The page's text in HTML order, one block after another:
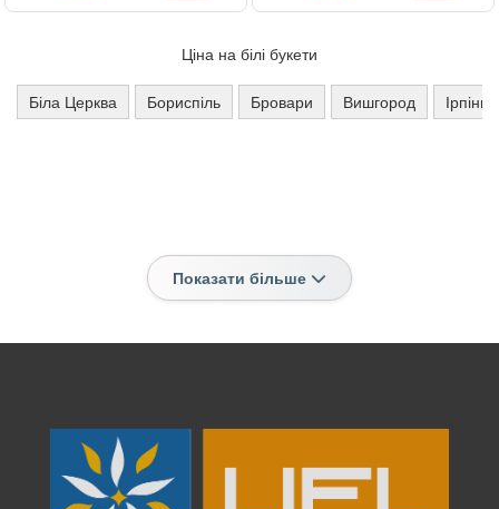
Ціна на білі букети
Біла Церква Бориспіль Бровари Вишгород Ірпінь
Показати більше